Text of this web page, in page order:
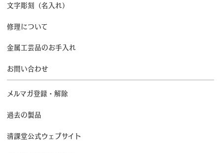
文字彫刻（名入れ）
修理について
金属工芸品のお手入れ
お問い合わせ
メルマガ登録・解除
過去の製品
清課堂公式ウェブサイト